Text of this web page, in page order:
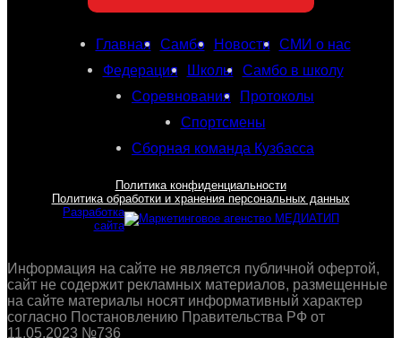
Главная Самбо Новости
СМИ о нас
Федерация
Школы
Самбо в школу
Соревнования
Протоколы
Спортсмены
Сборная команда Кузбасса
Политика конфиденциальности
Политика обработки и хранения персональных данных
Разработка
сайта
Информация на сайте не является публичной офертой,
сайт не содержит рекламных материалов, размещенные
на сайте материалы носят информативный характер
согласно Постановлению Правительства РФ от
11.05.2023 №736